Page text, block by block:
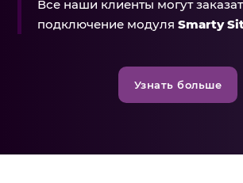
Все наши клиенты могут
подключение модуляSmarty
Узнать больше